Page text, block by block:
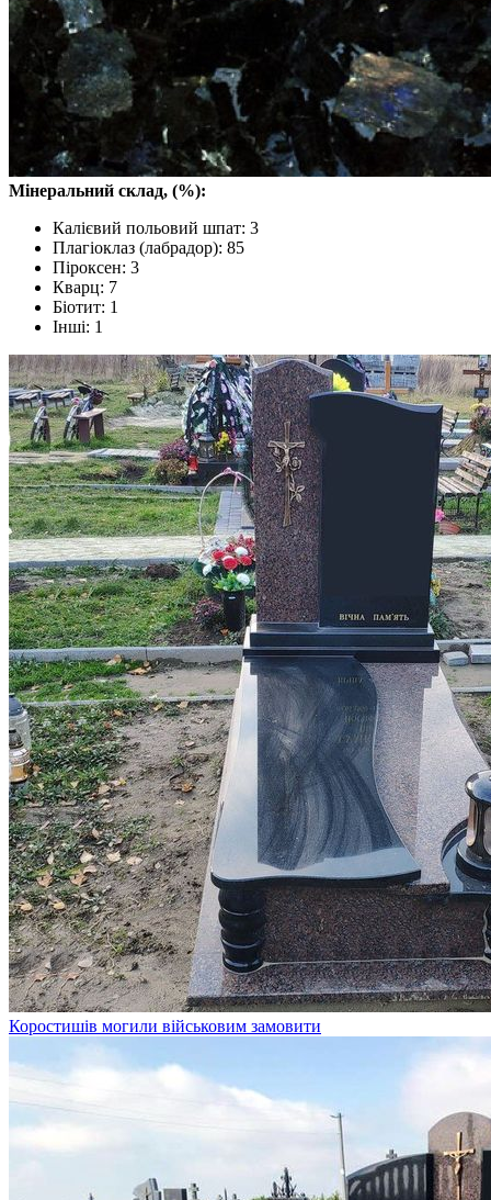
Мінеральний склад, (%):
Калієвий польовий шпат: 3
Плагіоклаз (лабрадор): 85
Піроксен: 3
Кварц: 7
Біотит: 1
Інші: 1
Коростишів могили військовим замовити